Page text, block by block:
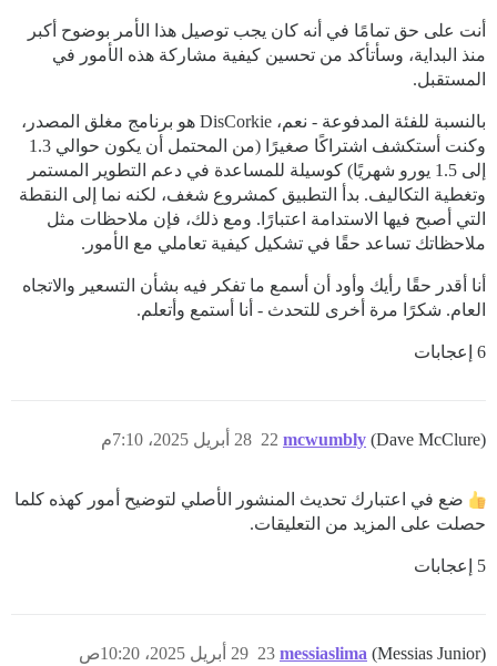
أنت على حق تمامًا في أنه كان يجب توصيل هذا الأمر بوضوح أكبر
منذ البداية، وسأتأكد من تحسين كيفية مشاركة هذه الأمور في
المستقبل.
بالنسبة للفئة المدفوعة - نعم، DisCorkie هو برنامج مغلق المصدر،
وكنت أستكشف اشتراكًا صغيرًا (من المحتمل أن يكون حوالي 1.3
إلى 1.5 يورو شهريًا) كوسيلة للمساعدة في دعم التطوير المستمر
وتغطية التكاليف. بدأ التطبيق كمشروع شغف، لكنه نما إلى النقطة
التي أصبح فيها الاستدامة اعتبارًا. ومع ذلك، فإن ملاحظات مثل
ملاحظاتك تساعد حقًا في تشكيل كيفية تعاملي مع الأمور.
أنا أقدر حقًا رأيك وأود أن أسمع ما تفكر فيه بشأن التسعير والاتجاه
العام. شكرًا مرة أخرى للتحدث - أنا أستمع وأتعلم.
6 إعجابات
mcwumbly (Dave McClure) 28 أبريل 2025، 7:10م 22
ضع في اعتبارك تحديث المنشور الأصلي لتوضيح أمور كهذه كلما
حصلت على المزيد من التعليقات.
5 إعجابات
messiaslima (Messias Junior) 29 أبريل 2025، 10:20ص 23